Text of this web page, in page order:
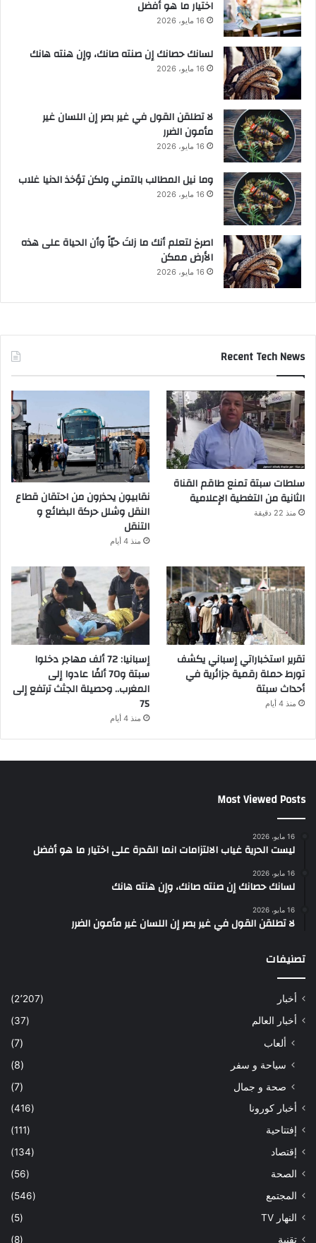
اختيار ما هو أفضل
16 مايو، 2026
لسانك حصانك إن صنته صانك، وإن هنته هانك
16 مايو، 2026
لا تطلقن القول في غير بصر إن اللسان غير
مأمون الضرر
16 مايو، 2026
وما نيل المطالب بالتمني ولكن تؤخذ الدنيا غلاب
16 مايو، 2026
‫اصرخ لتعلم أنك ما زلتَ حيّاً وأن الحياة على هذه
الأرض ممكن
16 مايو، 2026
Recent Tech News
سلطات سبتة تمنع طاقم القناة
الثانية من التغطية الإعلامية
منذ 22 دقيقة
نقابيون يحذرون من احتقان قطاع
النقل وشلل حركة البضائع و
التنقل
منذ 4 أيام
تقرير استخباراتي إسباني يكشف
تورط حملة رقمية جزائرية في
أحداث سبتة
منذ 4 أيام
إسبانيا: 72 ألف مهاجر دخلوا
سبتة و70 ألفًا عادوا إلى
المغرب.. وحصيلة الجثث ترتفع إلى
75
منذ 4 أيام
Most Viewed Posts
16 مايو، 2026
ليست الحرية غياب الالتزامات انما القدرة على اختيار ما هو أفضل
16 مايو، 2026
لسانك حصانك إن صنته صانك، وإن هنته هانك
16 مايو، 2026
لا تطلقن القول في غير بصر إن اللسان غير مأمون الضرر
تصنيفات
أخبار
(2٬207)
أخبار العالم
(37)
ألعاب
(7)
سياحة و سفر
(8)
صحة و جمال
(7)
أخبار كورونا
(416)
إفتتاحية
(111)
إقتصاد
(134)
الصحة
(56)
المجتمع
(546)
النهار TV
(5)
تقنية
(8)